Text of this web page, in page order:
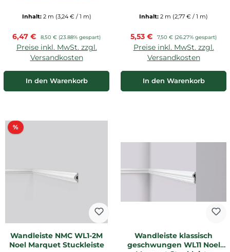
Inhalt: 2 m (3,24 € / 1 m)
Verkaufspreis:
6,47 € Regulärer Preis:
8,50 € (23.88% gespart)
Preise inkl. MwSt. zzgl.
Versandkosten
In den Warenkorb
Inhalt: 2 m (2,77 € / 1 m)
Verkaufspreis:
5,53 € Regulärer Preis:
7,50 € (26.27% gespart)
Preise inkl. MwSt. zzgl.
Versandkosten
In den Warenkorb
%Rabatt
Wandleiste NMC WL1-2M
Noel Marquet Stuckleiste
Wandleiste klassisch
geschwungen WL11 Noel